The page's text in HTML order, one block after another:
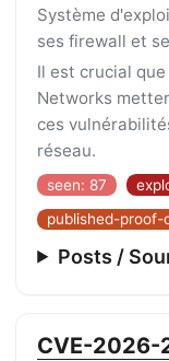
Système
ses firewall et
Il est crucial
Networks
ces
réseau.
seen: 87
published-
Posts /
CVE-2026-